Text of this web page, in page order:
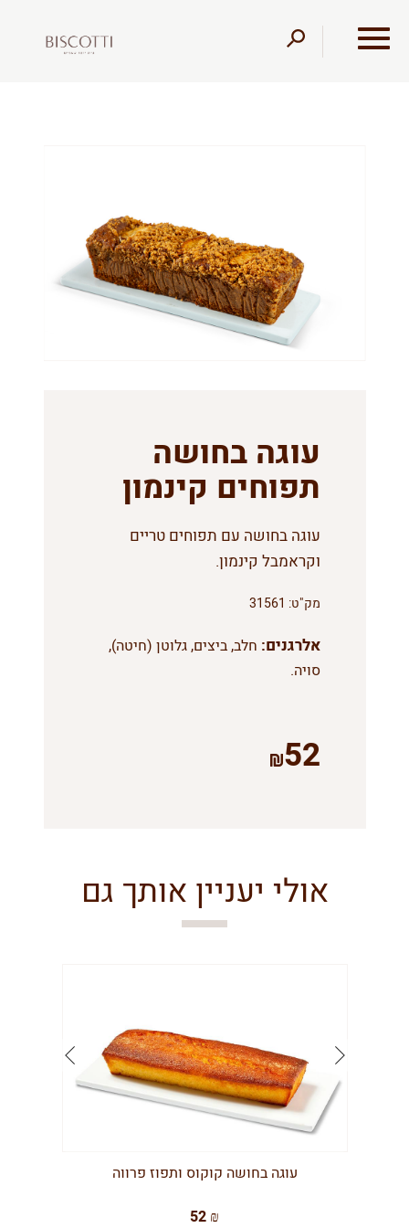
עמוד הבית
עוגה בחושה
עוגה בחושה
תפוחים קינמון
עוגה בחושה עם תפוחים טריים
וקראמבל קינמון.
מק"ט: 31561
אלרגנים: חלב, ביצים, גלוטן (חיטה),
סויה.
52
אולי יעניין אותך גם
עוגה בחושה קוקוס ותפוז פרווה
52 ₪